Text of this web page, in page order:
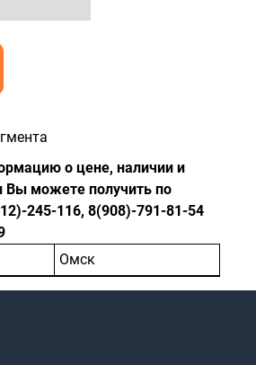
о цене, наличии и
Вы можете получить по
245-116, 8(908)-791-81-54
Омск